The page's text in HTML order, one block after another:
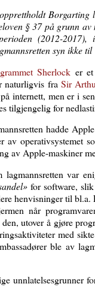
Borgarting
§ 37 på grunn
(2012-2017),
syn ikke
Sherlock er
naturligvis fra Sir
internett, men er i
tilgjengelig for
hadde
av operativsystemet
av Apple-maskiner
lagmannsretten var
for software,
henvisninger til
når
utover å gjøre
med
ble av
unnlatelsesgrunner